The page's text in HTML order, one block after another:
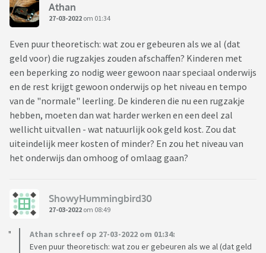
Athan
27-03-2022 om 01:34
Even puur theoretisch: wat zou er gebeuren als we al (dat
geld voor) die rugzakjes zouden afschaffen? Kinderen met
een beperking zo nodig weer gewoon naar speciaal onderwijs
en de rest krijgt gewoon onderwijs op het niveau en tempo
van de "normale" leerling. De kinderen die nu een rugzakje
hebben, moeten dan wat harder werken en een deel zal
wellicht uitvallen - wat natuurlijk ook geld kost. Zou dat
uiteindelijk meer kosten of minder? En zou het niveau van
het onderwijs dan omhoog of omlaag gaan?
ShowyHummingbird30
27-03-2022 om 08:49
Athan schreef op 27-03-2022 om 01:34:
Even puur theoretisch: wat zou er gebeuren als we al (dat geld